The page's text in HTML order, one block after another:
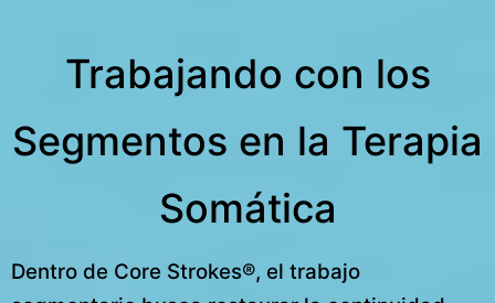
Trabajando con los
Segmentos en la Terapia
Somática
Dentro de Core Strokes®, el trabajo